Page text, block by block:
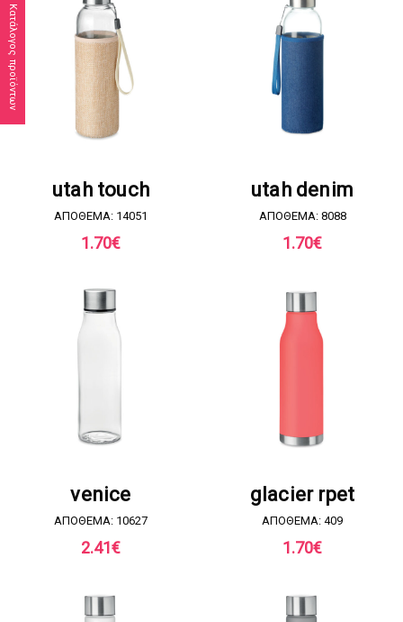
Κατάλογος προϊόντων
utah touch
ΑΠΟΘΕΜΑ: 14051
1.70€
utah denim
ΑΠΟΘΕΜΑ: 8088
1.70€
venice
ΑΠΟΘΕΜΑ: 10627
2.41€
glacier rpet
ΑΠΟΘΕΜΑ: 409
1.70€